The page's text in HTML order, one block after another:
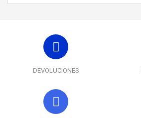
DEVOLUCIONES